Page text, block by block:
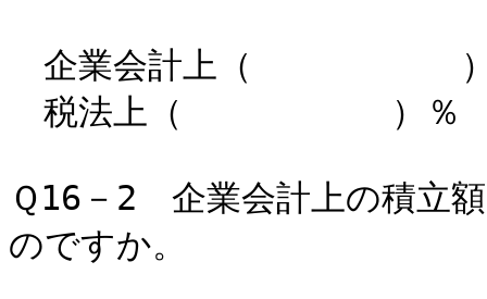
企業会計上（ ）％
税法上（ ）％
Ｑ16－2 企業会計上の積立
のですか。